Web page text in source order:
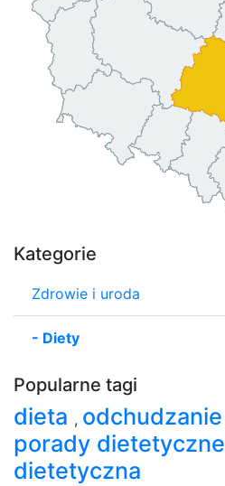
Kategorie
Zdrowie i uroda
- Diety
Popularne tagi
dieta , odchudzanie
porady dietetyczne
dietetyczna